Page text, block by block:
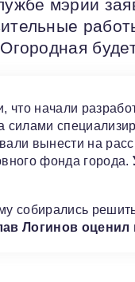
мэрии
что начали
силами
вынести на
фонда города.
собирались
Логинов